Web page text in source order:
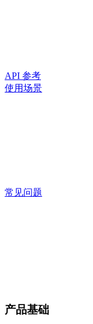
API 参考
使用场景
常见问题
产品基础